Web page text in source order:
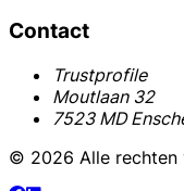
Contact
Trustprofile
Moutlaan 32
7523 MD
© 2026 Alle rechten